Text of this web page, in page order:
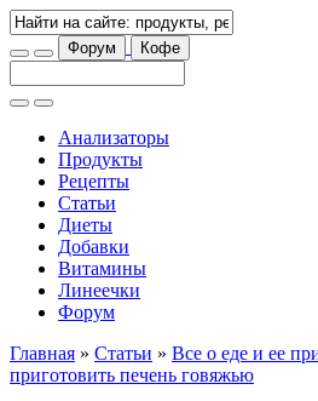
Форум Кофе
Анализаторы
Продукты
Рецепты
Статьи
Диеты
Добавки
Витамины
Линеечки
Форум
Главная » Статьи » Все о еде и ее
приготовить печень говяжью